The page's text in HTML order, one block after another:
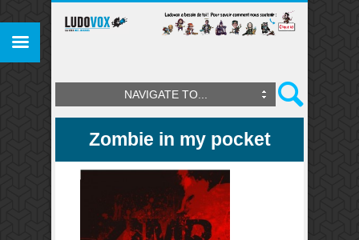
NAVIGATE TO...
Zombie in my pocket